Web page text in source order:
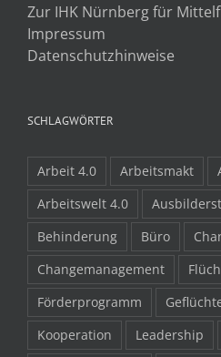
Zur IHK Nürnberg für
Impressum
Datenschutzhinweise
SCHLAGWÖRTER
Arbeit 4.0 Arbeitsmakt
Arbeitswelt 4.0
Behinderung
Büro
Changemanagement
Förderprogramm
Kooperation
Leadership